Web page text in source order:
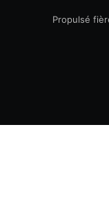
Propulsé